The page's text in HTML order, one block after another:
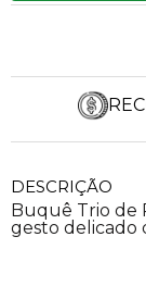
DESCRIÇÃO
Buquê Trio de
gesto delicado